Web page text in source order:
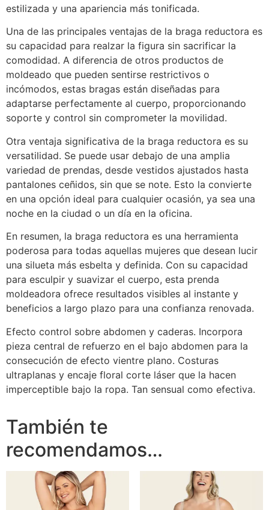
estilizada y una apariencia más tonificada.
Una de las principales ventajas de la braga reductora es
su capacidad para realzar la figura sin sacrificar la
comodidad. A diferencia de otros productos de
moldeado que pueden sentirse restrictivos o
incómodos, estas bragas están diseñadas para
adaptarse perfectamente al cuerpo, proporcionando
soporte y control sin comprometer la movilidad.
Otra ventaja significativa de la braga reductora es su
versatilidad. Se puede usar debajo de una amplia
variedad de prendas, desde vestidos ajustados hasta
pantalones ceñidos, sin que se note. Esto la convierte
en una opción ideal para cualquier ocasión, ya sea una
noche en la ciudad o un día en la oficina.
En resumen, la braga reductora es una herramienta
poderosa para todas aquellas mujeres que desean lucir
una silueta más esbelta y definida. Con su capacidad
para esculpir y suavizar el cuerpo, esta prenda
moldeadora ofrece resultados visibles al instante y
beneficios a largo plazo para una confianza renovada.
Efecto control sobre abdomen y caderas. Incorpora
pieza central de refuerzo en el bajo abdomen para la
consecución de efecto vientre plano. Costuras
ultraplanas y encaje floral corte láser que la hacen
imperceptible bajo la ropa. Tan sensual como efectiva.
También te
recomendamos…